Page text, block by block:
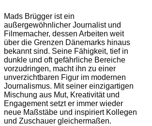
Mads Brügger ist ein
außergewöhnlicher Journalist und
Filmemacher, dessen Arbeiten weit
über die Grenzen Dänemarks hinaus
bekannt sind. Seine Fähigkeit, tief in
dunkle und oft gefährliche Bereiche
vorzudringen, macht ihn zu einer
unverzichtbaren Figur im modernen
Journalismus. Mit seiner einzigartigen
Mischung aus Mut, Kreativität und
Engagement setzt er immer wieder
neue Maßstäbe und inspiriert Kollegen
und Zuschauer gleichermaßen.